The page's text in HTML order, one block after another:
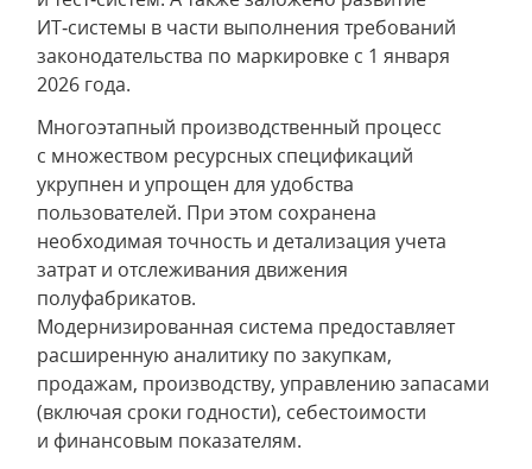
ИТ‑системы в части выполнения требований
законодательства по маркировке с 1 января
2026 года.
Многоэтапный производственный процесс
с множеством ресурсных спецификаций
укрупнен и упрощен для удобства
пользователей. При этом сохранена
необходимая точность и детализация учета
затрат и отслеживания движения
полуфабрикатов.
Модернизированная система предоставляет
расширенную аналитику по закупкам,
продажам, производству, управлению запасами
(включая сроки годности), себестоимости
и финансовым показателям.